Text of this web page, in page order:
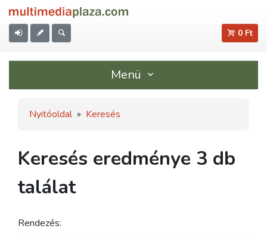
0 Ft
Menü
Nyitóoldal » Keresés
Keresés eredménye 3 db
találat
Rendezés: